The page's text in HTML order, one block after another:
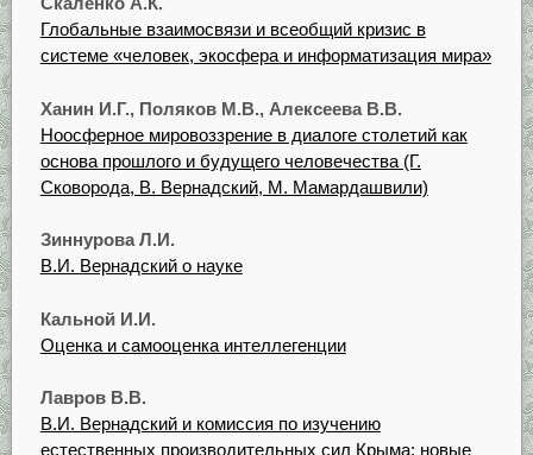
Глобальные взаимосвязи и всеобщий кризис в
системе «человек, экосфера и информатизация мира»
Ханин И.Г., Поляков М.В., Алексеева В.В.
Ноосферное мировоззрение в диалоге столетий как
основа прошлого и будущего человечества (Г.
Сковорода, В. Вернадский, М. Мамардашвили)
Зиннурова Л.И.
В.И. Вернадский о науке
Кальной И.И.
Оценка и самооценка интеллегенции
Лавров В.В.
В.И. Вернадский и комиссия по изучению
естественных производительных сил Крыма: новые